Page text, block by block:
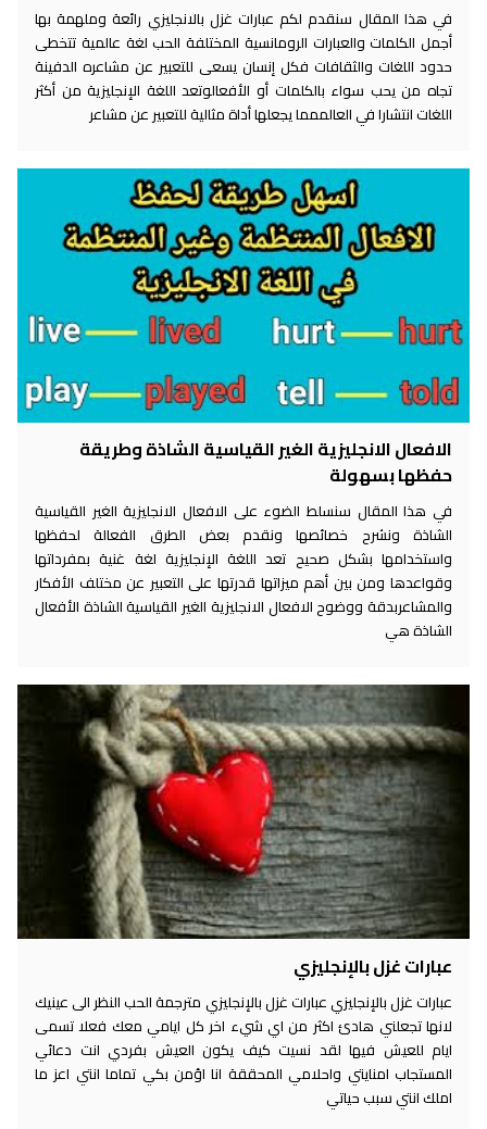
في هذا المقال سنقدم لكم عبارات غزل بالانجليزي رائعة وملهمة بها
أجمل الكلمات والعبارات الرومانسية المختلفة الحب لغة عالمية تتخطى
حدود اللغات والثقافات فكل إنسان يسعى للتعبير عن مشاعره الدفينة
تجاه من يحب سواء بالكلمات أو الأفعالوتعد اللغة الإنجليزية من أكثر
اللغات انتشارا في العالممما يجعلها أداة مثالية للتعبير عن مشاعر
الافعال الانجليزية الغير القياسية الشاذة وطريقة
حفظها بسهولة
في هذا المقال سنسلط الضوء على الافعال الانجليزية الغير القياسية
الشاذة ونشرح خصائصها ونقدم بعض الطرق الفعالة لحفظها
واستخدامها بشكل صحيح تعد اللغة الإنجليزية لغة غنية بمفرداتها
وقواعدها ومن بين أهم ميزاتها قدرتها على التعبير عن مختلف الأفكار
والمشاعربدقة ووضوح الافعال الانجليزية الغير القياسية الشاذة الأفعال
الشاذة هي
عبارات غزل بالإنجليزي
عبارات غزل بالإنجليزي عبارات غزل بالإنجليزي مترجمة الحب النظر الى عينيك
لانها تجعلني هادئ اكثر من اي شيء اخر كل ايامي معك فعلا تسمى
ايام للعيش فيها لقد نسيت كيف يكون العيش بفردي انت دعائي
المستجاب امنايتي واحلامي المحققة انا اؤمن بكي تماما انتي اعز ما
املك انتي سبب حياتي